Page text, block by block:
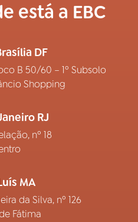
está a EBC
DF
B 50/60 – 1º Subsolo
Shopping
RJ
nº 18
MA
da Silva, nº 126
Fátima